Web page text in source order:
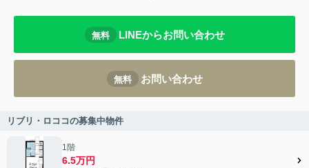
無料 LINEからお問い合わせ
無料 お問い合わせ
リブリ・ロココの募集中物件
1階
6.5万円